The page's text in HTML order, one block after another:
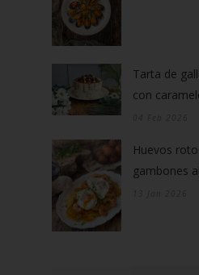
Tarta de
con
Huevos
gambones